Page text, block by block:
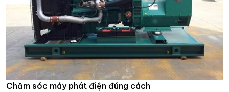
Chăm sóc máy phát điện đúng cách